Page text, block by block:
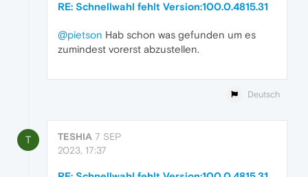
RE: Schnellwahl fehlt Version:100.0.4815.31
@pietson Hab schon was gefunden um es
zumindest vorerst abzustellen.
Deutsch
T TESHIA 7 SEP
2023, 17:37